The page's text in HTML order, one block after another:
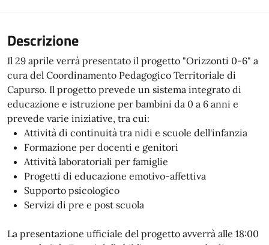
Descrizione
Il 29 aprile verrà presentato il progetto "Orizzonti 0-6" a
cura del Coordinamento Pedagogico Territoriale di
Capurso. Il progetto prevede un sistema integrato di
educazione e istruzione per bambini da 0 a 6 anni e
prevede varie iniziative, tra cui:
Attività di continuità tra nidi e scuole dell'infanzia
Formazione per docenti e genitori
Attività laboratoriali per famiglie
Progetti di educazione emotivo-affettiva
Supporto psicologico
Servizi di pre e post scuola
La presentazione ufficiale del progetto avverrà alle 18:00